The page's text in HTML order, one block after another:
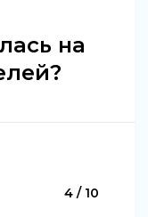
на
4 / 10